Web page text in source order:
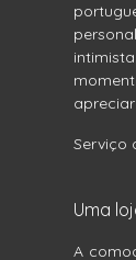
Serviço
Uma
A